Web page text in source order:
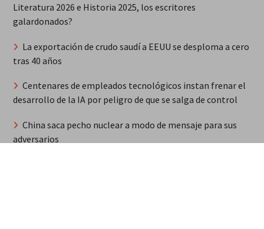
Literatura 2026 e Historia 2025, los escritores
galardonados?
La exportación de crudo saudí a EEUU se desploma a cero
tras 40 años
Centenares de empleados tecnológicos instan frenar el
desarrollo de la IA por peligro de que se salga de control
China saca pecho nuclear a modo de mensaje para sus
adversarios